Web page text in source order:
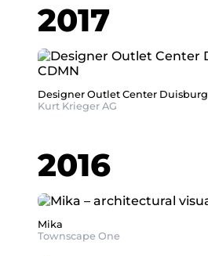
2017
Designer Outlet Center Duisburg
Kurt Krieger AG
2016
Mika
Townscape One